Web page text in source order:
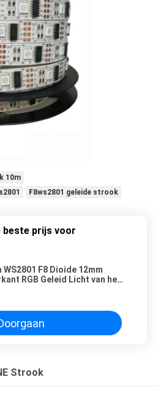
10m
F8ws2801 geleide strook
beste prijs voor
WS2801 F8 Dioide 12mm
RGB Geleid Licht van het
Strook